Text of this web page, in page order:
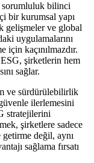
sorumluluk bilinci
bir kurumsal yapı
gelişmeler ve global
uygulamalarını
için kaçınılmazdır.
şirketlerin hem
sağlar.
ve sürdürülebilirlik
ilerlemesini
stratejilerini
şirketlere sadece
değil, aynı
sağlama fırsatı